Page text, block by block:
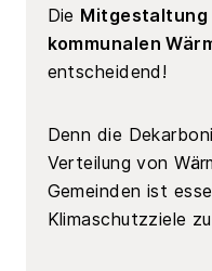
Die Mitgestaltung
kommunalen
entscheidend!
Denn die
Verteilung von
Gemeinden ist
Klimaschutzziele